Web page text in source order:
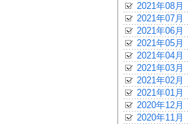
2021年08月
2021年07月
2021年06月
2021年05月
2021年04月
2021年03月
2021年02月
2021年01月
2020年12月
2020年11月